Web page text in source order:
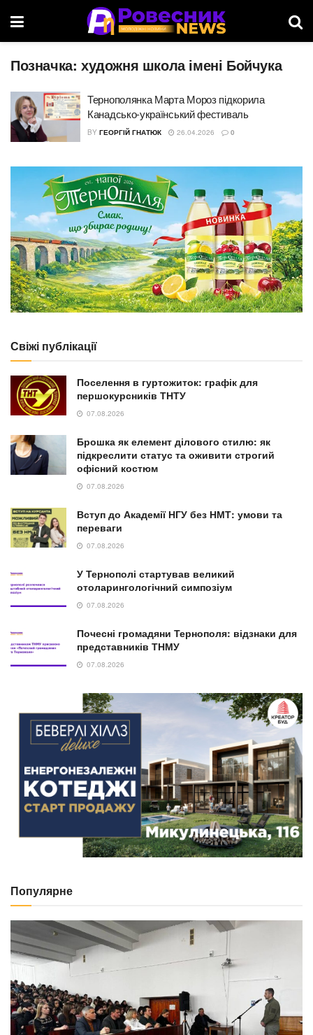
Позначка: художня школа імені Бойчука
Тернополянка Марта Мороз підкорила
Канадсько-український фестиваль
BY ГЕОРГІЙ ГНАТЮК 26.04.2026 0
Свіжі публікації
Поселення в гуртожиток: графік для
першокурсників ТНТУ
07.08.2026
Брошка як елемент ділового стилю: як
підкреслити статус та оживити строгий
офісний костюм
07.08.2026
Вступ до Академії НГУ без НМТ: умови та
переваги
07.08.2026
У Тернополі стартував великий
отоларингологічний симпозіум
07.08.2026
Почесні громадяни Тернополя: відзнаки для
представників ТНМУ
07.08.2026
Популярне